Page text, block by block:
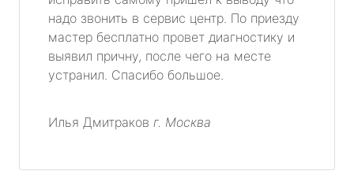
надо звонить в сервис центр. По приезду
мастер бесплатно провет диагностику и
выявил причну, после чего на месте
устранил. Спасибо большое.
Илья Дмитраков г. Москва